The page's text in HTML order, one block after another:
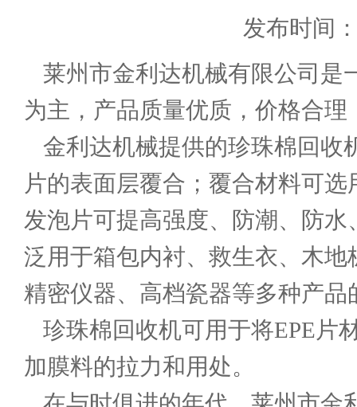
发布时间
莱州市金利达机械有限公司是
为主，产品质量优质，价格合
金利达机械提供的珍珠棉回收
片的表面层覆合；覆合材料可
发泡片可提高强度、防潮、防
泛用于箱包内衬、救生衣、木
精密仪器、高档瓷器等多种产
珍珠棉回收机可用于将EPE片
加膜料的拉力和用处。